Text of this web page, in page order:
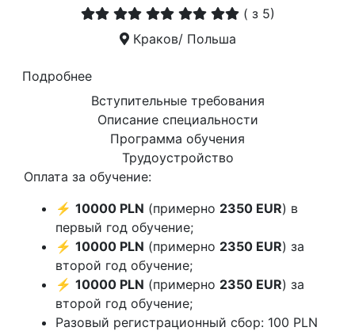
( з 5)
Краков/ Польша
Подробнее
Вступительные требования
Описание специальности
Программа обучения
Трудоустройство
Оплата за обучение:
⚡ 10000 PLN (примерно 2350 EUR) в
первый год обучение;
⚡ 10000 PLN (примерно 2350 EUR) за
второй год обучение;
⚡ 10000 PLN (примерно 2350 EUR) за
второй год обучение;
Разовый регистрационный сбор: 100 PLN